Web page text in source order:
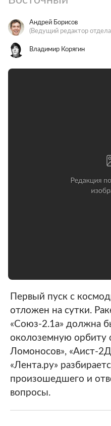
Андрей Борисов
(Ведущий редактор отдела
Владимир Корягин
Первый пуск с
отложен на сутки.
«Союз-2.1а» должна
околоземную орбиту
Ломоносов», «Аист-
«Лента.ру»
произошедшего и
вопросы.